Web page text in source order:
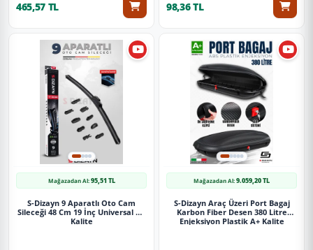
465,57 TL 98,36 TL
Mağazadan Al:95,51 TL
S-Dizayn 9 Aparatlı Oto Cam
Sileceği 48 Cm 19 İnç Universal A+
Kalite
Mağazadan Al:9.059,20 TL
S-Dizayn Araç Üzeri Port Bagaj
Karbon Fiber Desen 380 Litre
Enjeksiyon Plastik A+ Kalite